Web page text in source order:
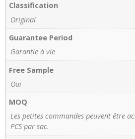
Classification
Original
Guarantee Period
Garantie à vie
Free Sample
Oui
MOQ
Les petites commandes peuvent être
PCS par sac.